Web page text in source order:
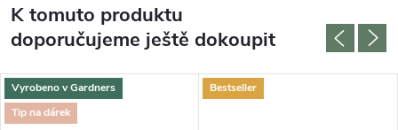
K tomuto produktu
doporučujeme ještě dokoupit
Vyrobeno v Gardners
Tip na dárek
Bestseller